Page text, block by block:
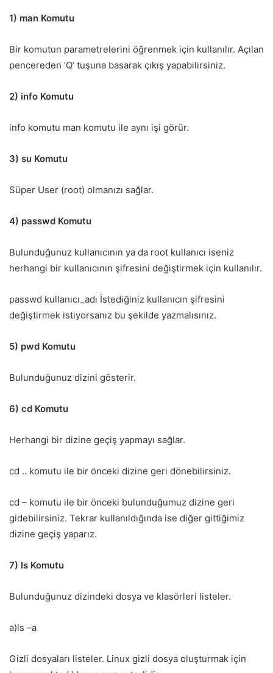
1) man Komutu
Bir komutun parametrelerini öğrenmek için kullanılır. Açılan
pencereden ‘Q’ tuşuna basarak çıkış yapabilirsiniz.
2) info Komutu
info komutu man komutu ile aynı işi görür.
3) su Komutu
Süper User (root) olmanızı sağlar.
4) passwd Komutu
Bulunduğunuz kullanıcının ya da root kullanıcı iseniz
herhangi bir kullanıcının şifresini değiştirmek için kullanılır.
passwd kullanıcı_adı İstediğiniz kullanıcın şifresini
değiştirmek istiyorsanız bu şekilde yazmalısınız.
5) pwd Komutu
Bulunduğunuz dizini gösterir.
6) cd Komutu
Herhangi bir dizine geçiş yapmayı sağlar.
cd .. komutu ile bir önceki dizine geri dönebilirsiniz.
cd – komutu ile bir önceki bulunduğumuz dizine geri
gidebilirsiniz. Tekrar kullanıldığında ise diğer gittiğimiz
dizine geçiş yaparız.
7) ls Komutu
Bulunduğunuz dizindeki dosya ve klasörleri listeler.
a)ls –a
Gizli dosyaları listeler. Linux gizli dosya oluşturmak için